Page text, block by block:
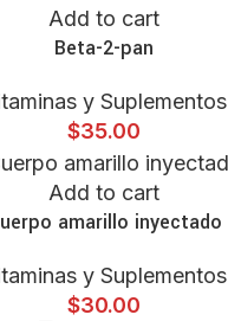
Add to cart
Beta-2-pan
y Suplementos
$35.00
Add to cart
amarillo inyectado
y Suplementos
$30.00